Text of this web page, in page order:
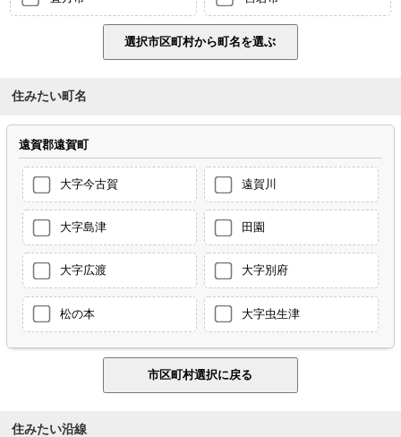
住みたい町名
遠賀郡遠賀町
大字今古賀 遠賀川
大字島津 田園
大字広渡 大字別府
松の本 大字虫生津
住みたい沿線